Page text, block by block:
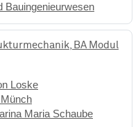
Bauingenieurwesen
BA Modul
Loske
Münch
Maria Schaube